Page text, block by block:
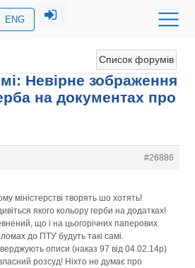
ENG
Список форумів
Невірне зображення
на документах про
#26886
міністерстві творять шо хотять!
якого кольору герби на додатках!
що і на цьогорічних паперових
до ПТУ будуть такі самі.
описи (наказ 97 від 04.02.14р)
розсуд! Ніхто не думає про